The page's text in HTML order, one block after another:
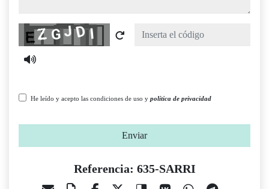
Captcha
He leído y acepto las condiciones de uso y política de privacidad
Enviar
Referencia: 635-SARRI